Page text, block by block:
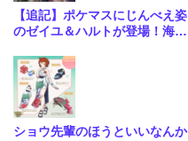
【追記】ポケマスにじんべえ姿
のゼイユ＆ハルトが登場！海外
ショウ先輩のほうといいなんか